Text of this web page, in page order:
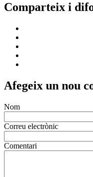
Comparteix i
Afegeix un nou
Nom
Correu electrònic
Comentari